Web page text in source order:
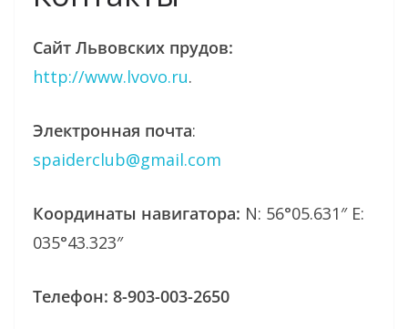
Сайт Львовских прудов:
http://www.lvovo.ru.
Электронная почта:
spaiderclub@gmail.com
Координаты навигатора: N: 56°05.631″ E:
035°43.323″
Телефон: 8-903-003-2650